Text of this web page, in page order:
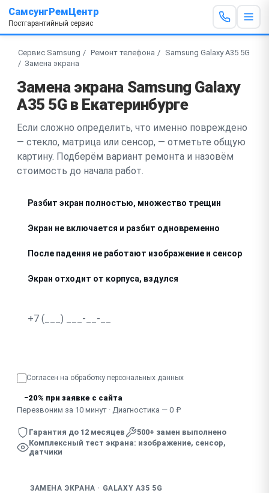
СамсунгРемЦентр
Постгарантийный сервис
Сервис Samsung Ремонт телефона
Samsung Galaxy A35 5G
Замена экрана
Замена экрана Samsung Galaxy
A35 5G в Екатеринбурге
Если сложно определить, что именно повреждено
— стекло, матрица или сенсор, — отметьте общую
картину. Подберём вариант ремонта и назовём
стоимость до начала работ.
Разбит экран полностью, множество трещин
Экран не включается и разбит одновременно
После падения не работают изображение и сенсор
Экран отходит от корпуса, вздулся
Согласен на обработку персональных данных
−20% при заявке с сайта
Перезвоним за 10 минут · Диагностика — 0 ₽
Гарантия до 12 месяцев
500+ замен выполнено
Комплексный тест экрана: изображение, сенсор,
датчики
ЗАМЕНА ЭКРАНА · GALAXY A35 5G